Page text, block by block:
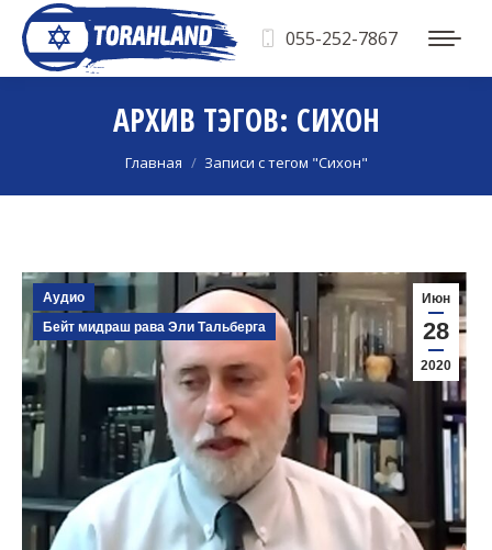
055-252-7867
АРХИВ ТЭГОВ: СИХОН
Вы здесь:
Главная Записи с тегом "Сихон"
Июн
28
2020
Аудио
Бейт мидраш рава Эли Тальберга